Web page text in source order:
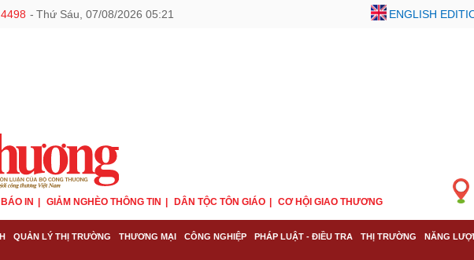
- Thứ Sáu, 07/08/2026 05:21 ENGLISH
IN GIẢM NGHÈO THÔNG TIN DÂN TỘC TÔN GIÁO CƠ HỘI GIAO THƯƠNG
QUẢN LÝ THỊ TRƯỜNG THƯƠNG MẠI CÔNG NGHIỆP PHÁP LUẬT - ĐIỀU TRA THỊ TRƯỜNG NĂNG